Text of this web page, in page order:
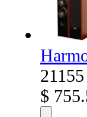
$